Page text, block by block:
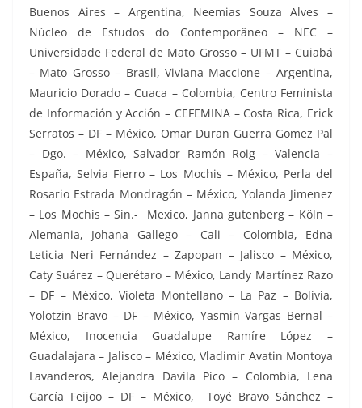
Buenos Aires – Argentina, Neemias Souza Alves –
Núcleo de Estudos do Contemporâneo – NEC –
Universidade Federal de Mato Grosso – UFMT – Cuiabá
– Mato Grosso – Brasil, Viviana Maccione – Argentina,
Mauricio Dorado – Cuaca – Colombia, Centro Feminista
de Información y Acción – CEFEMINA – Costa Rica, Erick
Serratos – DF – México, Omar Duran Guerra Gomez Pal
– Dgo. – México, Salvador Ramón Roig – Valencia –
España, Selvia Fierro – Los Mochis – México, Perla del
Rosario Estrada Mondragón – México, Yolanda Jimenez
– Los Mochis – Sin.- Mexico, Janna gutenberg – Köln –
Alemania, Johana Gallego – Cali – Colombia, Edna
Leticia Neri Fernández – Zapopan – Jalisco – México,
Caty Suárez – Querétaro – México, Landy Martínez Razo
– DF – México, Violeta Montellano – La Paz – Bolivia,
Yolotzin Bravo – DF – México, Yasmin Vargas Bernal –
México, Inocencia Guadalupe Ramíre López –
Guadalajara – Jalisco – México, Vladimir Avatin Montoya
Lavanderos, Alejandra Davila Pico – Colombia, Lena
García Feijoo – DF – México, Toyé Bravo Sánchez –